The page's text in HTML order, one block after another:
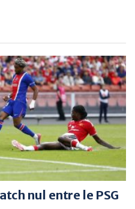
nul entre le PSG